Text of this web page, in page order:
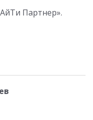
Партнер».